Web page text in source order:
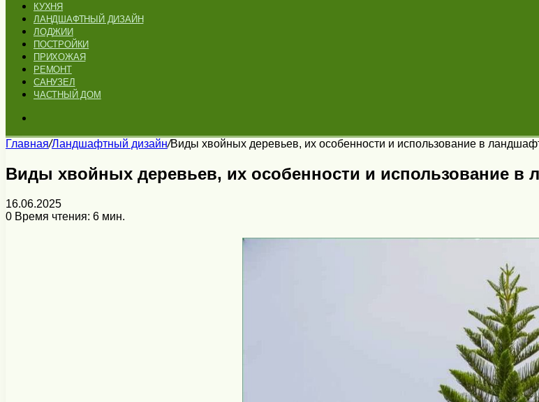
КУХНЯ
ЛАНДШАФТНЫЙ ДИЗАЙН
ЛОДЖИИ
ПОСТРОЙКИ
ПРИХОЖАЯ
РЕМОНТ
САНУЗЕЛ
ЧАСТНЫЙ ДОМ
Главная/Ландшафтный дизайн/Виды хвойных деревьев, их особенности и использование в
Виды хвойных деревьев, их особенности и использование в
16.06.2025
0 Время чтения: 6 мин.